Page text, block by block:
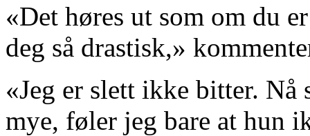
«Det høres ut som om du
deg så drastisk,»
«Jeg er slett ikke bitter. Nå
mye, føler jeg bare at hun